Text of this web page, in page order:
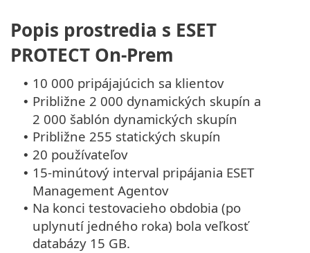
Popis prostredia s ESET
PROTECT On-Prem
• 10 000 pripájajúcich sa klientov
• Približne 2 000 dynamických skupín a
2 000 šablón dynamických skupín
• Približne 255 statických skupín
• 20 používateľov
• 15-minútový interval pripájania ESET
Management Agentov
• Na konci testovacieho obdobia (po
uplynutí jedného roka) bola veľkosť
databázy 15 GB.